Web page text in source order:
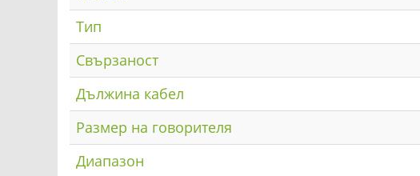
Тип
Свързаност
Дължина кабел
Размер на говорителя
Диапазон